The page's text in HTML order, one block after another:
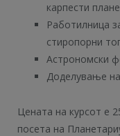
карпести
Работилница
стиропорни
Астрономски
Доделување
Цената на курсот е
посета на